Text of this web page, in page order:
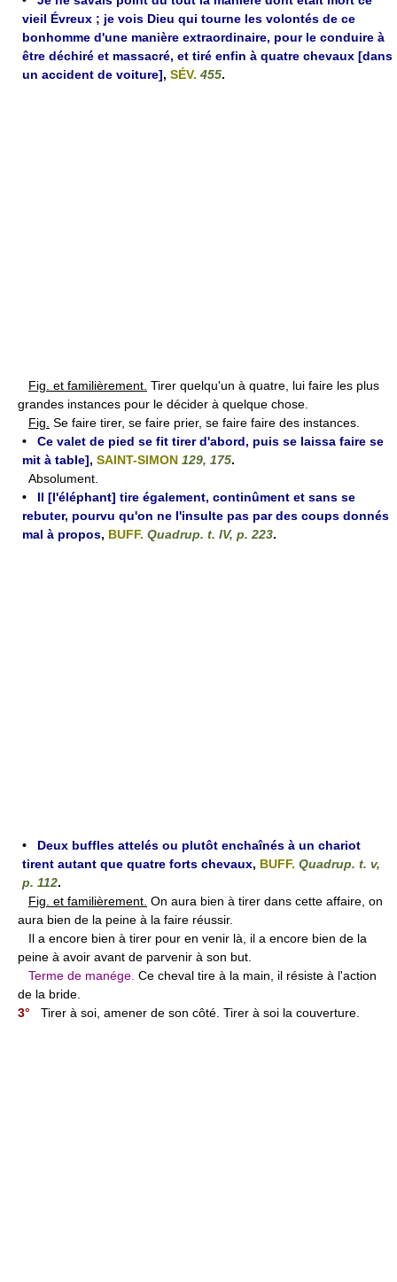
vieil Évreux ; je vois Dieu qui tourne les volontés de ce
bonhomme d'une manière extraordinaire, pour le conduire à
être déchiré et massacré, et tiré enfin à quatre chevaux [dans
un accident de voiture], SÉV. 455.
Fig. et familièrement. Tirer quelqu'un à quatre, lui faire les plus
grandes instances pour le décider à quelque chose.
Fig. Se faire tirer, se faire prier, se faire faire des instances.
• Ce valet de pied se fit tirer d'abord, puis se laissa faire se
mit à table], SAINT-SIMON 129, 175.
Absolument.
• Il [l'éléphant] tire également, continûment et sans se
rebuter, pourvu qu'on ne l'insulte pas par des coups donnés
mal à propos, BUFF. Quadrup. t. IV, p. 223.
• Deux buffles attelés ou plutôt enchaînés à un chariot
tirent autant que quatre forts chevaux, BUFF. Quadrup. t. v,
p. 112.
Fig. et familièrement. On aura bien à tirer dans cette affaire, on
aura bien de la peine à la faire réussir.
Il a encore bien à tirer pour en venir là, il a encore bien de la
peine à avoir avant de parvenir à son but.
Terme de manége. Ce cheval tire à la main, il résiste à l'action
de la bride.
3° Tirer à soi, amener de son côté. Tirer à soi la couverture.